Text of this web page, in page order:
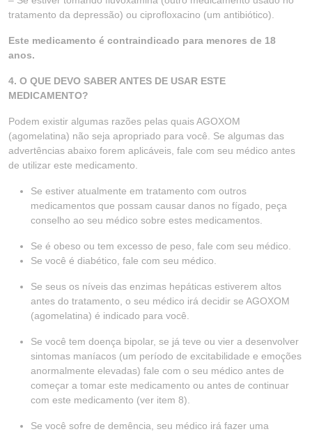
tratamento da depressão) ou ciprofloxacino (um antibiótico).
Este medicamento é contraindicado para menores de 18
anos.
4. O QUE DEVO SABER ANTES DE USAR ESTE
MEDICAMENTO?
Podem existir algumas razões pelas quais AGOXOM
(agomelatina) não seja apropriado para você. Se algumas das
advertências abaixo forem aplicáveis, fale com seu médico antes
de utilizar este medicamento.
Se estiver atualmente em tratamento com outros
medicamentos que possam causar danos no fígado, peça
conselho ao seu médico sobre estes medicamentos.
Se é obeso ou tem excesso de peso, fale com seu médico.
Se você é diabético, fale com seu médico.
Se seus os níveis das enzimas hepáticas estiverem altos
antes do tratamento, o seu médico irá decidir se AGOXOM
(agomelatina) é indicado para você.
Se você tem doença bipolar, se já teve ou vier a desenvolver
sintomas maníacos (um período de excitabilidade e emoções
anormalmente elevadas) fale com o seu médico antes de
começar a tomar este medicamento ou antes de continuar
com este medicamento (ver item 8).
Se você sofre de demência, seu médico irá fazer uma